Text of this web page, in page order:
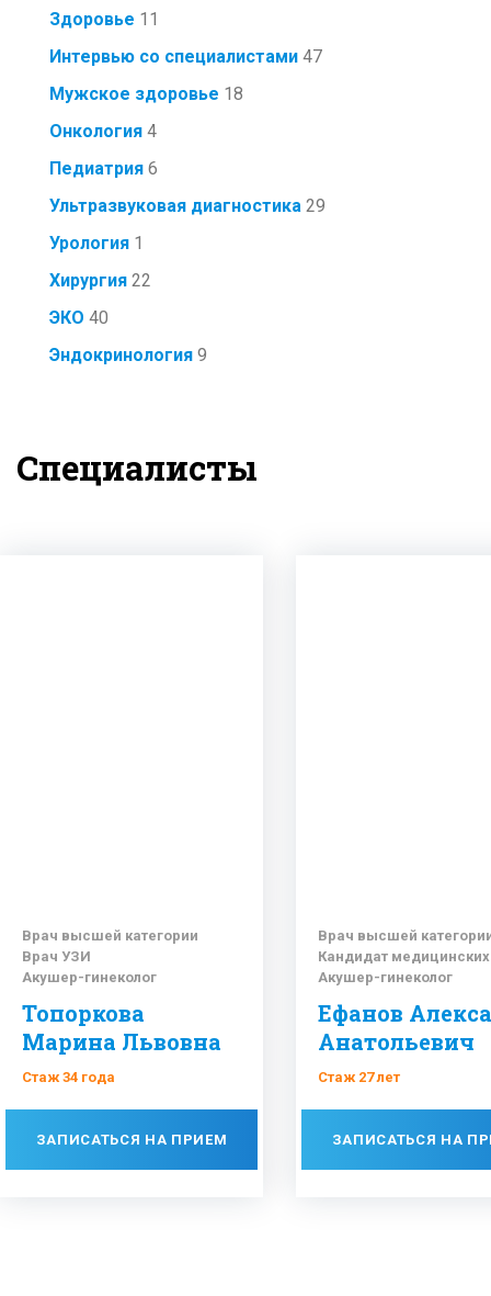
Здоровье 11
Интервью со специалистами 47
Мужское здоровье 18
Онкология 4
Педиатрия 6
Ультразвуковая диагностика 29
Урология 1
Хирургия 22
ЭКО 40
Эндокринология 9
Специалисты
Врач высшей категории
Врач УЗИ
Акушер-гинеколог
Топоркова
Марина Львовна
Стаж 34 года
ЗАПИСАТЬСЯ НА ПРИЕМ
Врач высшей
Кандидат медицинских
Акушер-гинеколог
Ефанов
Анатольевич
Стаж 27 лет
ЗАПИСАТЬСЯ НА